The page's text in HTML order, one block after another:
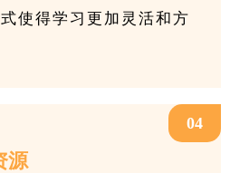
使得学习更加灵活和方
04
源